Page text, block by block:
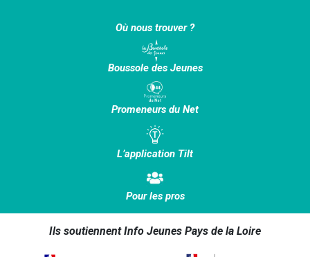
Où nous trouver ?
Boussole des Jeunes
Promeneurs du Net
L’application Tilt
Pour les pros
Ils soutiennent Info Jeunes Pays de la Loire